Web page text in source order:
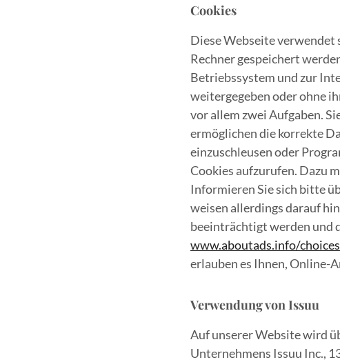
Cookies
Diese Webseite verwendet
Rechner gespeichert
Betriebssystem und zur
weitergegeben oder ohne
vor allem zwei Aufgaben.
ermöglichen die korrekte
einzuschleusen oder
Cookies aufzurufen. Dazu
Informieren Sie sich bitte
weisen allerdings darauf
beeinträchtigt werden und
www.aboutads.info/
erlauben es Ihnen, Online-
Verwendung von Issuu
Auf unserer Website wird
Unternehmens Issuu Inc.,